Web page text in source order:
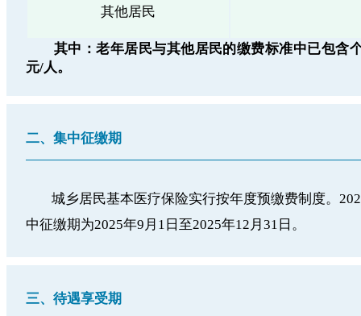
其他居民
其中：老年居民与其他居民的缴费标准中已包含
元/人。
二、集中征缴期
城乡居民基本医疗保险实行按年度预缴费制度。
中征缴期为2025年9月1日至2025年12月31日。
三、待遇享受期